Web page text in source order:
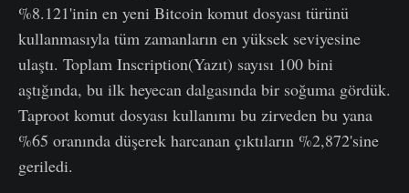
%8.121'inin en yeni Bitcoin komut dosyası türünü
kullanmasıyla tüm zamanların en yüksek seviyesine
ulaştı. Toplam Inscription(Yazıt) sayısı 100 bini
aştığında, bu ilk heyecan dalgasında bir soğuma gördük.
Taproot komut dosyası kullanımı bu zirveden bu yana
%65 oranında düşerek harcanan çıktıların %2,872'sine
geriledi.